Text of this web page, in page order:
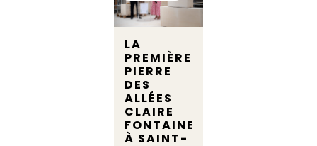
LA
PREMIÈRE
PIERRE
DES
ALLÉES
CLAIRE
FONTAINE
À SAINT-